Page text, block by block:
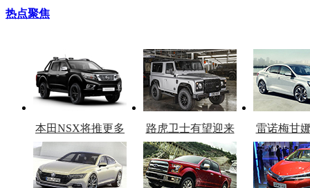
热点聚焦
本田NSX将推更多
车型
路虎卫士有望迎来
复产
雷诺梅甘
官